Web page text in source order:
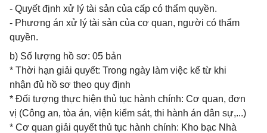
- Quyết định xử lý tài sản của cấp có thẩm quyền.
- Phương án xử lý tài sản của cơ quan, người có thẩm
quyền.
b) Số lượng hồ sơ: 05 bản
* Thời hạn giải quyết: Trong ngày làm việc kể từ khi
nhận đủ hồ sơ theo quy định
* Đối tượng thực hiện thủ tục hành chính: Cơ quan, đơn
vị (Công an, tòa án, viện kiểm sát, thi hành án dân sự,...)
* Cơ quan giải quyết thủ tục hành chính: Kho bạc Nhà